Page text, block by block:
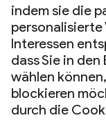
indem sie die
personalisierte
Interessen
dass Sie in
wählen
blockieren
durch die